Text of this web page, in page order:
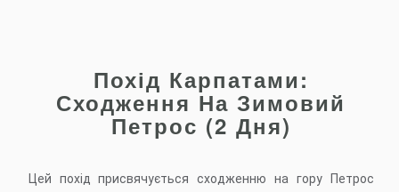
Похід Карпатами:
Сходження На Зимовий
Петрос (2 Дня)
Цей похід присвячується сходженню на гору Петрос